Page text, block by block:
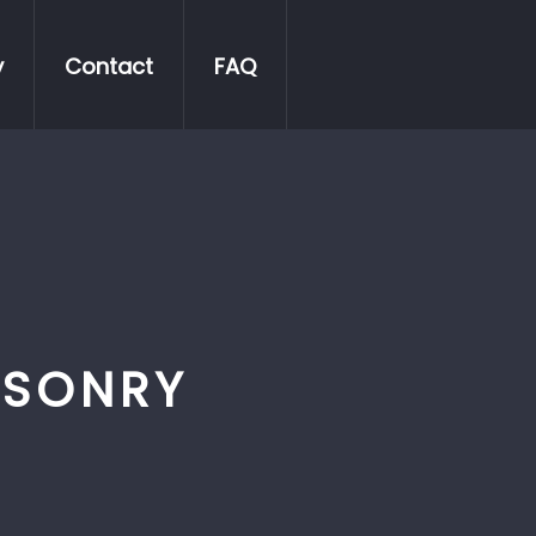
Contact FAQ